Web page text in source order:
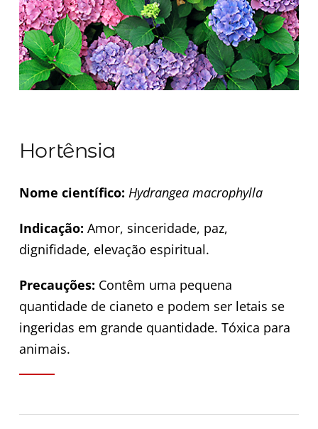
Hortênsia
Nome científico: Hydrangea macrophylla
Indicação: Amor, sinceridade, paz,
dignifidade, elevação espiritual.
Precauções: Contêm uma pequena
quantidade de cianeto e podem ser letais se
ingeridas em grande quantidade. Tóxica para
animais.